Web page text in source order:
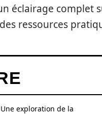
éclairage complet
ressources
exploration de la